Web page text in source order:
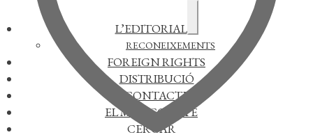
L’EDITORIAL el
menú
secundari
RECONEIXEMENTS
FOREIGN RIGHTS
DISTRIBUCIÓ
CONTACTE
EL MEU COMPTE
CERCAR